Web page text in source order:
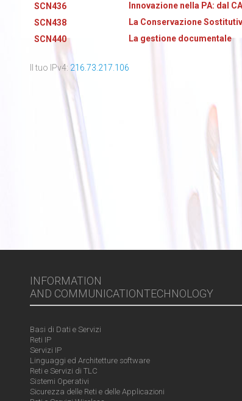
SCN436
Innovazione nella PA: dal
SCN438
La Conservazione
SCN440
La gestione documentale
Il tuo IPv4: 216.73.217.106
INFORMATION
AND COMMUNICATIONTECHNOLOGY
Basi di Dati e Servizi
Reti IP
Servizi IP
Linguaggi ed Architetture software
Reti e Servizi di TLC
Sistemi Operativi
Sicurezza delle Reti e delle Applicazioni